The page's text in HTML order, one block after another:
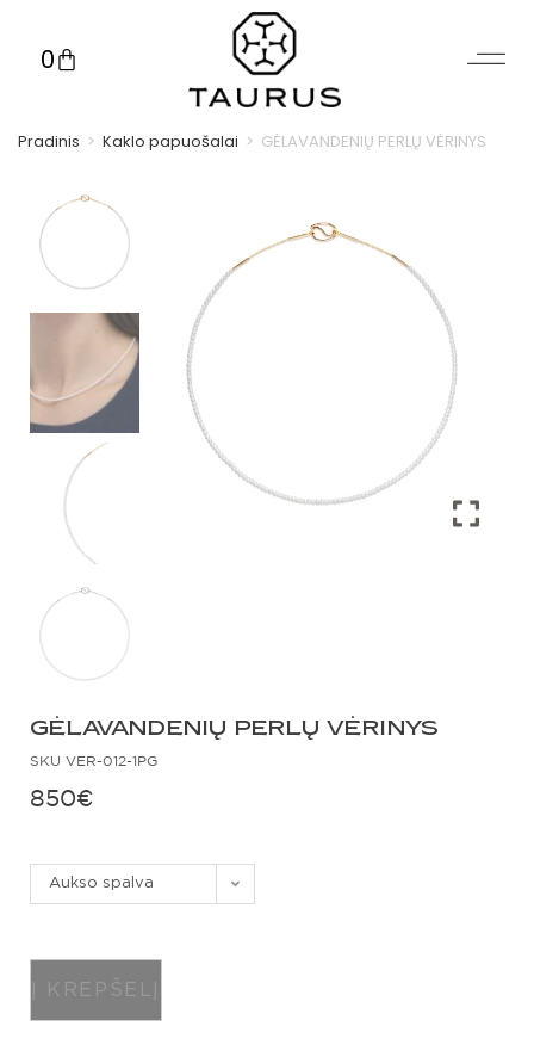
0
Pradinis > Kaklo papuošalai > GĖLAVANDENIŲ PERLŲ VĖRINYS
GĖLAVANDENIŲ PERLŲ VĖRINYS
SKU VER-012-1PG
850€
Aukso spalva
Į KREPŠELĮ